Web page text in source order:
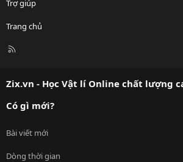
Trợ giúp
Trang chủ
R
Zix.vn - Học Vật lí Online chất lượng
Có gì mới?
Bài viết mới
Dòng thời gian